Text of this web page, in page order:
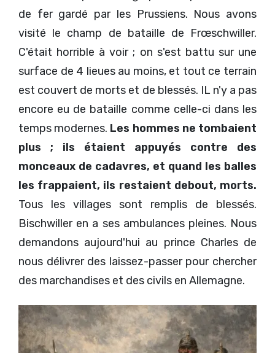
de fer gardé par les Prussiens. Nous avons
visité le champ de bataille de Frœschwiller.
C'était horrible à voir ; on s'est battu sur une
surface de 4 lieues au moins, et tout ce terrain
est couvert de morts et de blessés. IL n'y a pas
encore eu de bataille comme celle-ci dans les
temps modernes. Les hommes ne tombaient
plus ; ils étaient appuyés contre des
monceaux de cadavres, et quand les balles
les frappaient, ils restaient debout, morts.
Tous les villages sont remplis de blessés.
Bischwiller en a ses ambulances pleines. Nous
demandons aujourd'hui au prince Charles de
nous délivrer des laissez-passer pour chercher
des marchandises et des civils en Allemagne.